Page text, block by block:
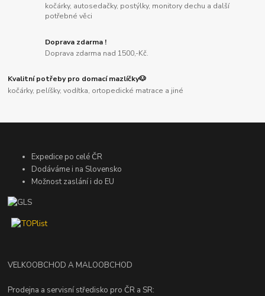
kočárky, autosedačky, postýlky, monitory dechu a další
potřebné věci
Doprava zdarma !
Doprava zdarma nad 1500,-Kč.
Kvalitní potřeby pro domací mazlíčky🐶
kočárky, pelíšky, vodítka, ortopedické matrace a jiné
Expedice po celé ČR
Dodáváme i na Slovensko
Možnost zaslání i do EU
VELKOOBCHOD A MALOOBCHOD
Prodejna a servisní středisko pro ČR a SR: